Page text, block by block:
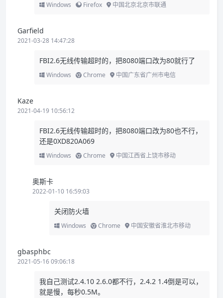
Windows Firefox 中国北京北京市联通
Garfield
2021-03-28 14:47:28
FBI2.6无线传输超时的，把8080端口改为80就行了
Windows Chrome 中国广东省广州市电信
Kaze
2021-04-19 10:56:12
FBI2.6无线传输超时的，把8080端口改为80也不行，
还是0XD820A069
Windows Chrome 中国江西省上饶市移动
奥斯卡
2022-01-10 16:59:03
关闭防火墙
Windows Chrome 中国安徽省淮北市移动
gbasphbc
2021-05-16 09:06:18
我自己测试2.4.10 2.6.0都不行，2.4.2 1.4倒是可以，
就是慢，每秒0.5M。